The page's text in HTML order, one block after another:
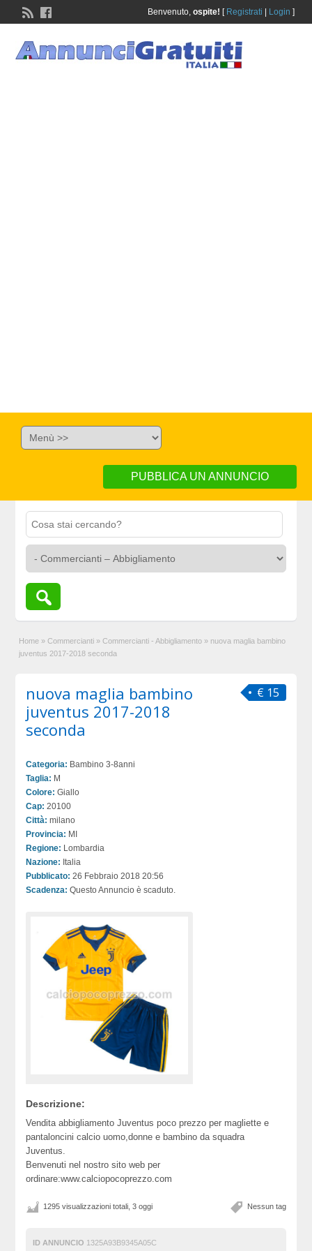
Benvenuto, ospite! [ Registrati Login ]
PUBBLICA UN ANNUNCIO
Home » Commercianti » Commercianti - Abbigliamento » nuova maglia bambino
juventus 2017-2018 seconda
€ 15
nuova maglia bambino
juventus 2017-2018
seconda
Categoria: Bambino 3-8anni
Taglia: M
Colore: Giallo
Cap: 20100
Città: milano
Provincia: MI
Regione: Lombardia
Nazione: Italia
Pubblicato: 26 Febbraio 2018 20:56
Scadenza: Questo Annuncio è scaduto.
Descrizione:
Vendita abbigliamento Juventus poco prezzo per magliette e
pantaloncini calcio uomo,donne e bambino da squadra
Juventus.
Benvenuti nel nostro sito web per
ordinare:www.calciopocoprezzo.com
Nessun tag
1295 visualizzazioni totali, 3 oggi
ID ANNUNCIO 1325A93B9345A05C